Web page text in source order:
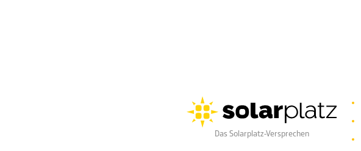
Das Solarplatz-Versprechen